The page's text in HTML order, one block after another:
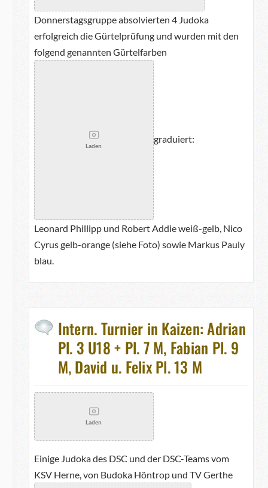
Donnerstagsgruppe absolvierten 4 Judoka
erfolgreich die Gürtelprüfung und wurden mit den
folgend genannten Gürtelfarben
Laden
graduiert:
Leonard Phillipp und Robert Addie weiß-gelb, Nico
Cyrus gelb-orange (siehe Foto) sowie Markus Pauly
blau.
Intern. Turnier in Kaizen: Adrian
Pl. 3 U18 + Pl. 7 M, Fabian Pl. 9
M, David u. Felix Pl. 13 M
Laden
Einige Judoka des DSC und der DSC-Teams vom
KSV Herne, von Budoka Höntrop und TV Gerthe